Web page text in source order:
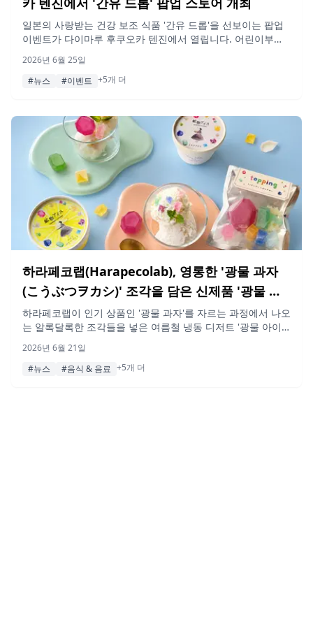
일본의 사랑받는 건강 보조 식품 '간유 드롭'을 선보이는 팝업
이벤트가 다이마루 후쿠오카 텐진에서 열립니다. 어린이부터
2026년 6월 25일
#뉴스
#이벤트 +5개 더
하라페코랩(Harapecolab), 영롱한 '광물 과자
(こうぶつヲカシ)' 조각을 담은 신제품 '광물 아
이스' 2026년 6월 19일 출시
하라페코랩이 인기 상품인 '광물 과자'를 자르는 과정에서 나오
는 알록달록한 조각들을 넣은 여름철 냉동 디저트 '광물 아이
성되었으며, 2026년 6월 19일부터 공식 온라인 스토어에서 판
매됩니다.
2026년 6월 21일
#뉴스
#음식 & 음료 +5개 더